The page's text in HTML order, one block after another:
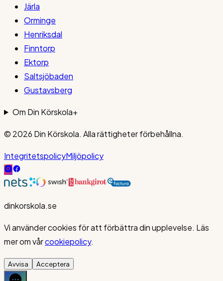
Järla
Orminge
Henriksdal
Finntorp
Ektorp
Saltsjöbaden
Gustavsberg
Om Din Körskola+
© 2026 Din Körskola. Alla rättigheter förbehållna.
IntegritetspolicyMiljöpolicy
dinkorskola.se
Vi använder cookies för att förbättra din upplevelse. Läs
mer om vårcookiepolicy.
Avvisa Acceptera